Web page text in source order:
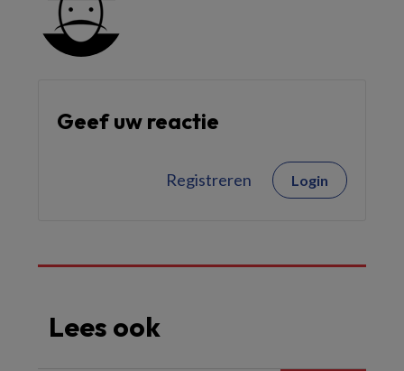
Geef uw reactie
Registreren Login
Lees ook